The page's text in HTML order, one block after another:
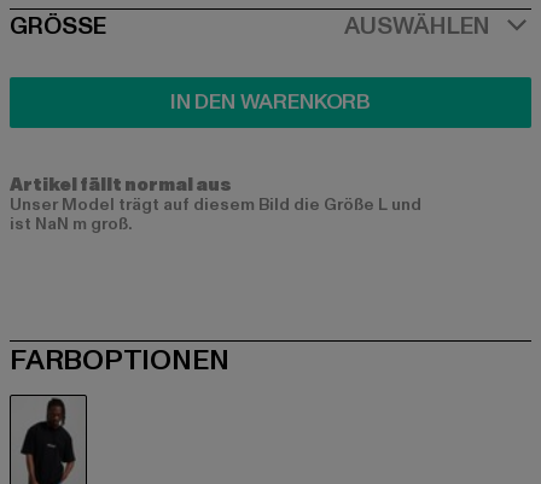
SIZE
GRÖSSE AUSWÄHLEN
IN DEN WARENKORB
Artikel fällt normal aus
Unser Model trägt auf diesem Bild die Größe L und
ist NaN m groß.
FARBOPTIONEN